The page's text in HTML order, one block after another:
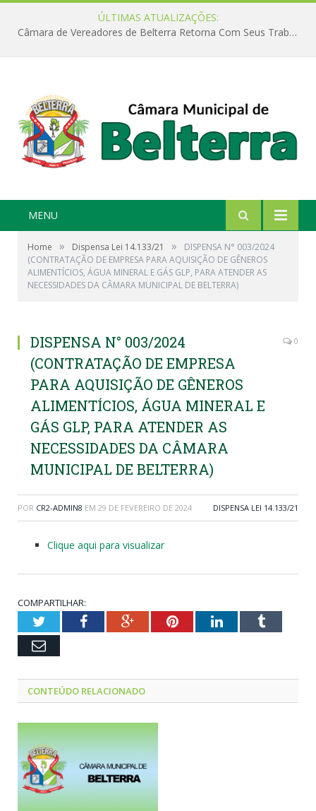
ÚLTIMAS ATUALIZAÇÕES:
Câmara de Vereadores de Belterra Retorna Com Seus Trabalhos Legislativos
MENU
Home » Dispensa Lei 14.133/21 »
DISPENSA N° 003/2024
(CONTRATAÇÃO DE EMPRESA PARA AQUISIÇÃO DE GÊNEROS
ALIMENTÍCIOS, ÁGUA MINERAL E GÁS GLP, PARA ATENDER AS
NECESSIDADES DA CÂMARA MUNICIPAL DE BELTERRA)
DISPENSA N° 003/2024
(CONTRATAÇÃO DE EMPRESA
PARA AQUISIÇÃO DE GÊNEROS
ALIMENTÍCIOS, ÁGUA MINERAL E
GÁS GLP, PARA ATENDER AS
NECESSIDADES DA CÂMARA
MUNICIPAL DE BELTERRA)
0
POR CR2-ADMIN8 EM 29 DE FEVEREIRO DE 2024 DISPENSA LEI 14.133/21
Clique aqui para visualizar
COMPARTILHAR:
TwitterFacebookGoogle+PinterestLinkedInTumblr
Email
CONTEÚDO RELACIONADO